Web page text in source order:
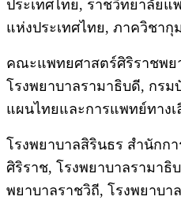
ประเทศไทย, ราชวิทยาลัยแ
แห่งประเทศไทย, ภาควิชากุ
คณะแพทยศาสตร์ศิริราชพ
โรงพยาบาลรามาธิบดี, กร
แผนไทยและการแพทย์ทางเ
โรงพยาบาลสิรินธร สำนักก
ศิริราช, โรงพยาบาลรามา
พยาบาลราชวิถี, โรงพยาบา